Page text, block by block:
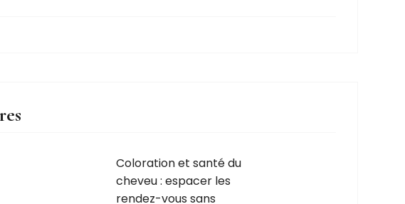
Coloration et santé du
cheveu : espacer les
rendez-vous sans